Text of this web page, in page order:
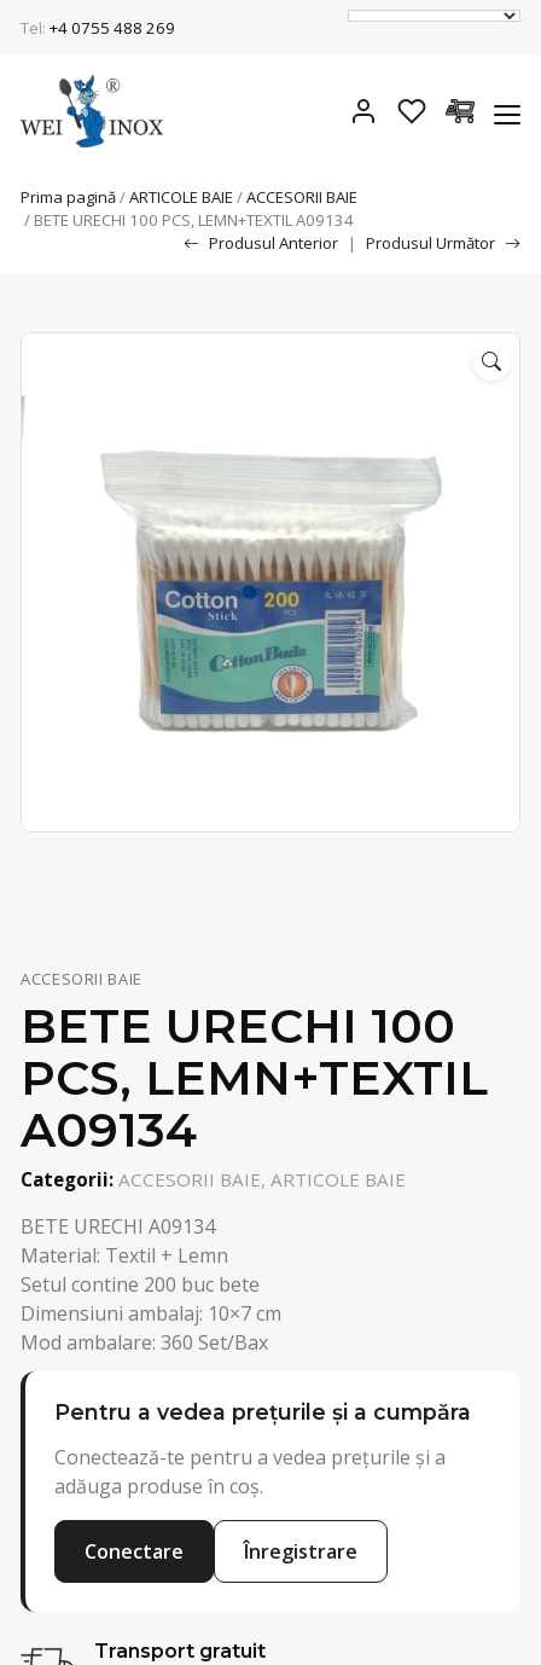
Tel: +4 0755 488 269
Prima pagină/ARTICOLE BAIE /ACCESORII BAIE
/ BETE URECHI 100 PCS, LEMN+TEXTIL A09134
Produsul Anterior
| Produsul Următor
ACCESORII BAIE
BETE URECHI 100
PCS, LEMN+TEXTIL
A09134
Categorii: ACCESORII BAIE, ARTICOLE BAIE
BETE URECHI A09134
Material: Textil + Lemn
Setul contine 200 buc bete
Dimensiuni ambalaj: 10×7 cm
Mod ambalare: 360 Set/Bax
Pentru a vedea prețurile și a cumpăra
Conectează-te pentru a vedea prețurile și a
adăuga produse în coș.
Conectare Înregistrare
Transport gratuit